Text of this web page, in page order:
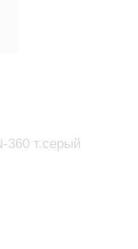
360 т.серый